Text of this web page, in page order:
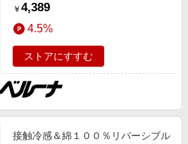
ひんやりアイテム,リバーシブル,吸
汗速乾/吸水速乾,抗菌防臭,接触冷
感,防ダニ インテリア
￥ 4,389
4.5%
ストアにすすむ
接触冷感＆綿１００％リバーシブル